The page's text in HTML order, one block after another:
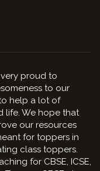
very proud to
to our
help a lot of
life. We hope that
our resources
for toppers in
class toppers.
for CBSE, ICSE,